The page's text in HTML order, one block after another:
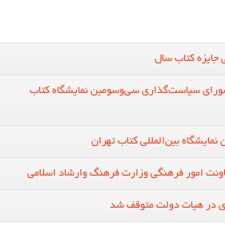
جایزه کتاب‌ سال
سیاست‌گذاری سی‌و‌سومین نمایشگاه کتاب
بین‌المللی کتاب تهران
امور فرهنگی وزارت فرهنگ وارشاد اسلامی
در هیات دولت متوقف شد